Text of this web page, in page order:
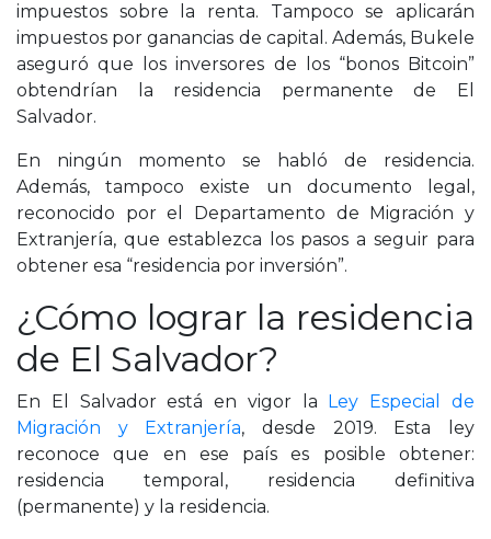
impuestos sobre la renta. Tampoco se aplicarán
impuestos por ganancias de capital. Además, Bukele
aseguró que los inversores de los “bonos Bitcoin”
obtendrían la residencia permanente de El
Salvador.
En ningún momento se habló de residencia.
Además, tampoco existe un documento legal,
reconocido por el Departamento de Migración y
Extranjería, que establezca los pasos a seguir para
obtener esa “residencia por inversión”.
¿Cómo lograr la residencia
de El Salvador?
En El Salvador está en vigor la Ley Especial de
Migración y Extranjería, desde 2019. Esta ley
reconoce que en ese país es posible obtener:
residencia temporal, residencia definitiva
(permanente) y la residencia.